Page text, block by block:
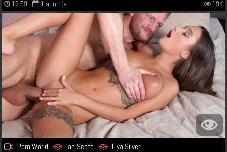
12:59 1 anno fa 19K
Porn World Ian Scott Liya Silver